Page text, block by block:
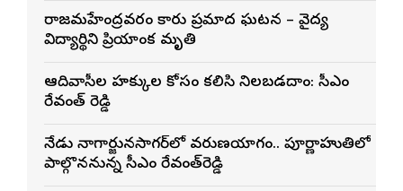
రాజమహేంద్రవరం కారు ప్రమాద ఘటన – వైద్య
విద్యార్థిని ప్రియాంక మృతి
ఆదివాసీల హక్కుల కోసం కలిసి నిలబడదాం: సీఎం
రేవంత్ రెడ్డి
నేడు నాగార్జునసాగర్‌లో వరుణయాగం.. పూర్ణాహుతిలో
పాల్గొననున్న సీఎం రేవంత్‌రెడ్డి